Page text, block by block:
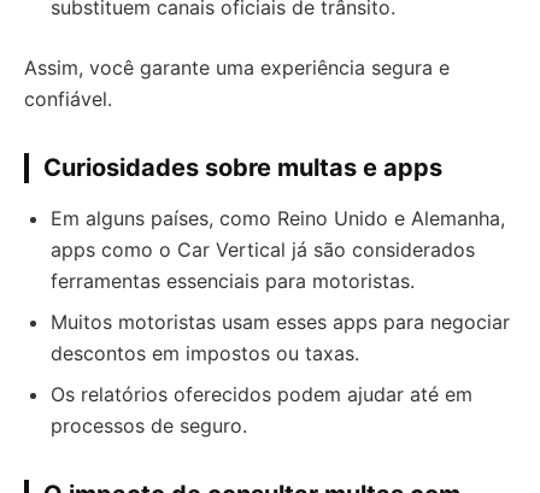
substituem canais oficiais de trânsito.
Assim, você garante uma experiência segura e
confiável.
Curiosidades sobre multas e apps
Em alguns países, como Reino Unido e Alemanha,
apps como o Car Vertical já são considerados
ferramentas essenciais para motoristas.
Muitos motoristas usam esses apps para negociar
descontos em impostos ou taxas.
Os relatórios oferecidos podem ajudar até em
processos de seguro.